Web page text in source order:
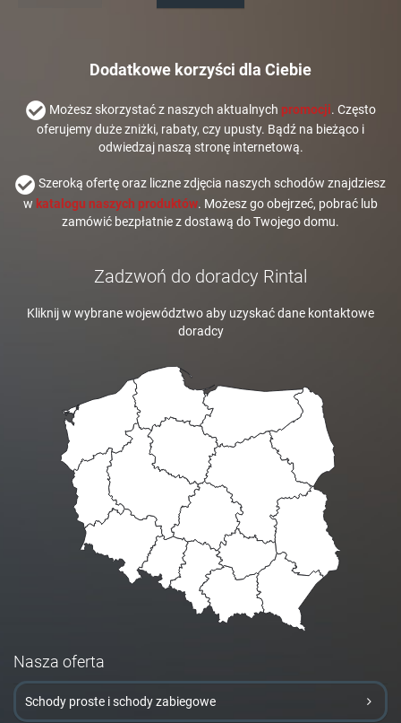
Dodatkowe korzyści dla Ciebie
Możesz skorzystać z naszych aktualnych promocji. Często
oferujemy duże zniżki, rabaty, czy upusty. Bądź na bieżąco i
odwiedzaj naszą stronę internetową.
Szeroką ofertę oraz liczne zdjęcia naszych schodów znajdziesz
w katalogu naszych produktów. Możesz go obejrzeć, pobrać lub
zamówić bezpłatnie z dostawą do Twojego domu.
Zadzwoń do doradcy Rintal
Kliknij w wybrane województwo aby uzyskać dane kontaktowe
doradcy
Nasza oferta
Schody proste i schody zabiegowe